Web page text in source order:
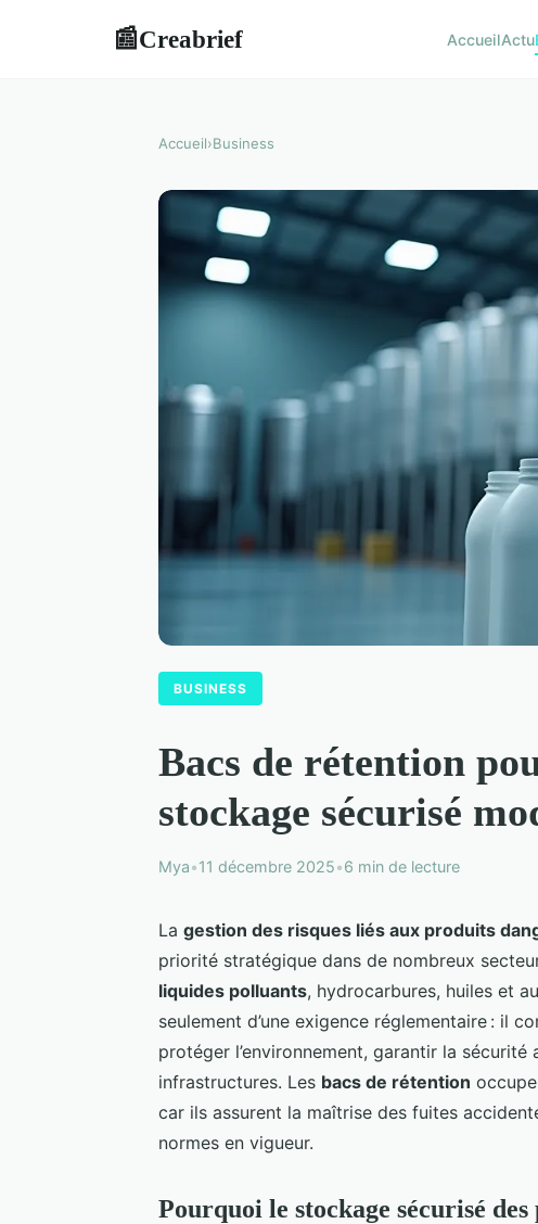
📰Creabrief AccueilActu
Accueil›Business
BUSINESS
Bacs de rétention
stockage sécurisé
Mya•11 décembre 2025•6 min de lecture
La gestion des risques liés aux produits
priorité stratégique dans de nombreux
liquides polluants, hydrocarbures, huiles et
seulement d’une exigence réglementaire : il
protéger l’environnement, garantir la
infrastructures. Les bacs de rétention
car ils assurent la maîtrise des fuites
normes en vigueur.
Pourquoi le stockage sécurisé